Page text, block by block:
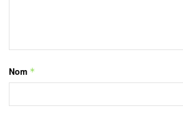
Nom *